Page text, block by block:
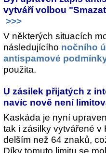
vytváří volbou
>>>
V některých situacích
následujícího nočního
antispamové
použita.
U zásilek přijatých z
navíc nově není
Kaskáda je nyní
tak i zásilky vytvářené
delším než 64 znaků,
Díky tomuto limitu se